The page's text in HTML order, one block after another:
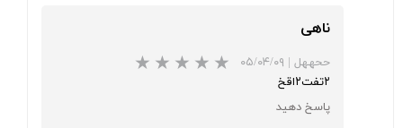
ناهی
ححههل | ۰۵/۰۴/۰۹
۲تفت۲اقخ
پاسخ دهید